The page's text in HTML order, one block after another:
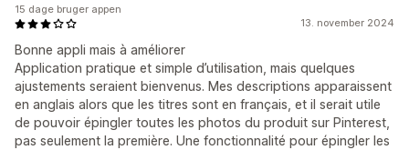
13. november 2024
Bonne appli mais à améliorer
Application pratique et simple d’utilisation, mais quelques
ajustements seraient bienvenus. Mes descriptions apparaissent
en anglais alors que les titres sont en français, et il serait utile
de pouvoir épingler toutes les photos du produit sur Pinterest,
pas seulement la première. Une fonctionnalité pour épingler les
15 dage bruger appen